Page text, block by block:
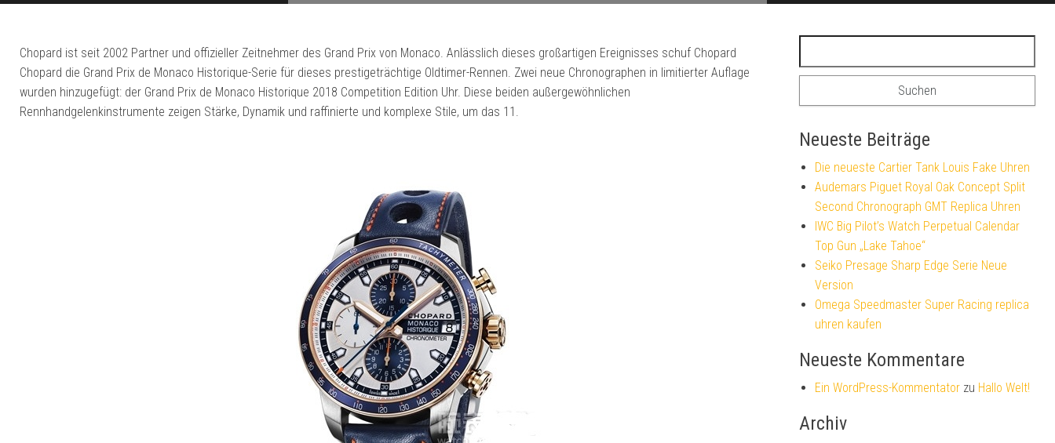
Chopard ist seit 2002 Partner und offizieller Zeitnehmer des Grand Prix von Monaco. Anlässlich dieses großartigen Ereignisses schuf Chopard
Chopard die Grand Prix de Monaco Historique-Serie für dieses prestigeträchtige Oldtimer-Rennen. Zwei neue Chronographen in limitierter Auflage
wurden hinzugefügt: der Grand Prix de Monaco Historique 2018 Competition Edition Uhr. Diese beiden außergewöhnlichen
Rennhandgelenkinstrumente zeigen Stärke, Dynamik und raffinierte und komplexe Stile, um das 11.
Neueste Beiträge
Die neueste Cartier Tank Louis Fake Uhren
Audemars Piguet Royal Oak Concept Split
Second Chronograph GMT Replica Uhren
IWC Big Pilot’s Watch Perpetual Calendar
Top Gun „Lake Tahoe“
Seiko Presage Sharp Edge Serie Neue
Version
Omega Speedmaster Super Racing replica
uhren kaufen
Neueste Kommentare
Ein WordPress-Kommentator zu Hallo Welt!
Archiv